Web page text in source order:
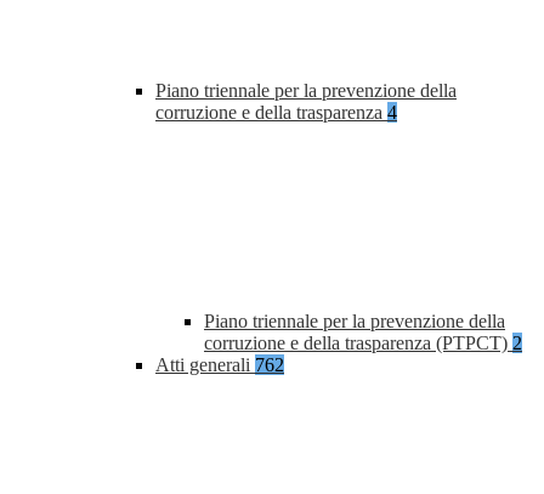
Piano triennale per la prevenzione della
corruzione e della trasparenza 4
Piano triennale per la prevenzione della
corruzione e della trasparenza (PTPCT) 2
Atti generali 762